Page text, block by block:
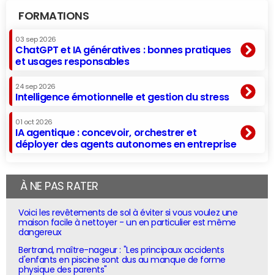
FORMATIONS
03 sep 2026
ChatGPT et IA génératives : bonnes pratiques
et usages responsables
24 sep 2026
Intelligence émotionnelle et gestion du stress
01 oct 2026
IA agentique : concevoir, orchestrer et
déployer des agents autonomes en entreprise
À NE PAS RATER
Voici les revêtements de sol à éviter si vous voulez une
maison facile à nettoyer - un en particulier est même
dangereux
Bertrand, maître-nageur : "Les principaux accidents
d'enfants en piscine sont dus au manque de forme
physique des parents"